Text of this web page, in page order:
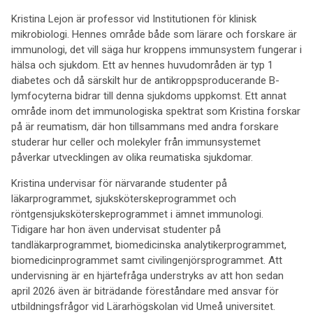
Kristina Lejon är professor vid Institutionen för klinisk
mikrobiologi. Hennes område både som lärare och forskare är
immunologi, det vill säga hur kroppens immunsystem fungerar i
hälsa och sjukdom. Ett av hennes huvudområden är typ 1
diabetes och då särskilt hur de antikroppsproducerande B-
lymfocyterna bidrar till denna sjukdoms uppkomst. Ett annat
område inom det immunologiska spektrat som Kristina forskar
på är reumatism, där hon tillsammans med andra forskare
studerar hur celler och molekyler från immunsystemet
påverkar utvecklingen av olika reumatiska sjukdomar.
Kristina undervisar för närvarande studenter på
läkarprogrammet, sjuksköterskeprogrammet och
röntgensjuksköterskeprogrammet i ämnet immunologi.
Tidigare har hon även undervisat studenter på
tandläkarprogrammet, biomedicinska analytikerprogrammet,
biomedicinprogrammet samt civilingenjörsprogrammet. Att
undervisning är en hjärtefråga understryks av att hon sedan
april 2026 även är biträdande föreståndare med ansvar för
utbildningsfrågor vid Lärarhögskolan vid Umeå universitet.